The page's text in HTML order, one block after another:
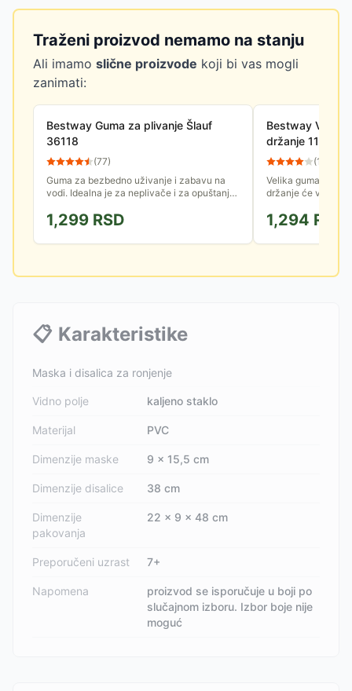
Traženi proizvod nemamo na stanju
Ali imamo slične proizvode koji bi vas mogli
zanimati:
Bestway Guma za plivanje Šlauf
36118
(77)
Guma za bezbedno uživanje i zabavu na
vodi. Idealna je za neplivače i za opuštanje
1,299 RSD
Bestway Veliki
držanje 119cm
(11
Velika guma na
držanje će vam
kvalitetnog vinila,
1,294 RSD
📋 Karakteristike
Maska i disalica za ronjenje
Vidno polje kaljeno staklo
Materijal PVC
Dimenzije maske 9 x 15,5 cm
Dimenzije disalice 38 cm
Dimenzije
pakovanja
22 x 9 x 48 cm
Preporučeni uzrast 7+
Napomena
proizvod se isporučuje u boji po
slučajnom izboru. Izbor boje nije
moguć